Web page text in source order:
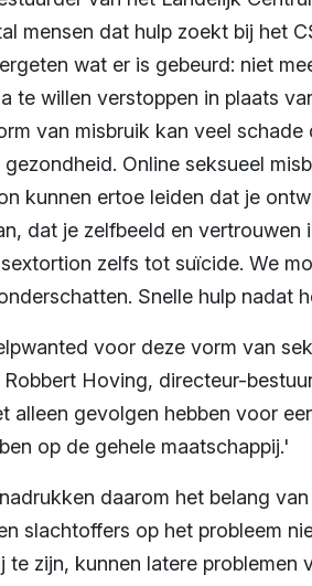
mensen dat hulp zoekt bij het
wat er is gebeurd: niet
te willen verstoppen in plaats
van misbruik kan veel
Online seksueel
kunnen ertoe leiden dat je
dat je zelfbeeld en vertrouwen
zelfs tot suïcide. We
Snelle hulp nadat
voor deze vorm van
Hoving, directeur-
alleen gevolgen hebben voor
op de gehele maatschappij.'
daarom het belang
slachtoffers op het probleem
te zijn, kunnen latere